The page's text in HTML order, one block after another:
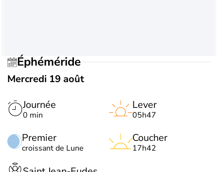
Éphéméride
Mercredi 19 août
Journée
0 min
Premier
croissant de Lune
Lever
05h47
Coucher
17h42